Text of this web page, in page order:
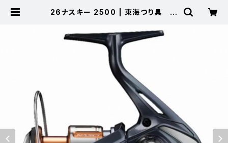
26ナスキー 2500 | 東海つり具 公